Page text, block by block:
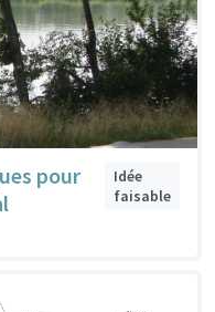
pour
Idée
faisable